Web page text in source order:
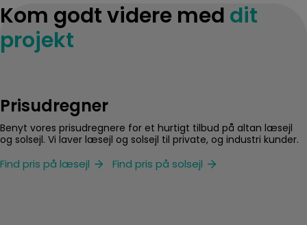
Kom godt videre med dit
projekt
Prisudregner
Benyt vores prisudregnere for et hurtigt tilbud på altan læsejl
og solsejl. Vi laver læsejl og solsejl til private, og industri kunder.
Find pris på læsejl Find pris på solsejl